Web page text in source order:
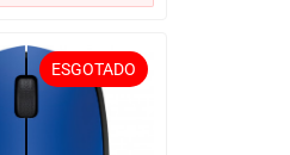
ESGOTADO